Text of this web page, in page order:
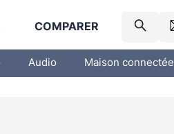
COMPARER
Audio Maison connectée